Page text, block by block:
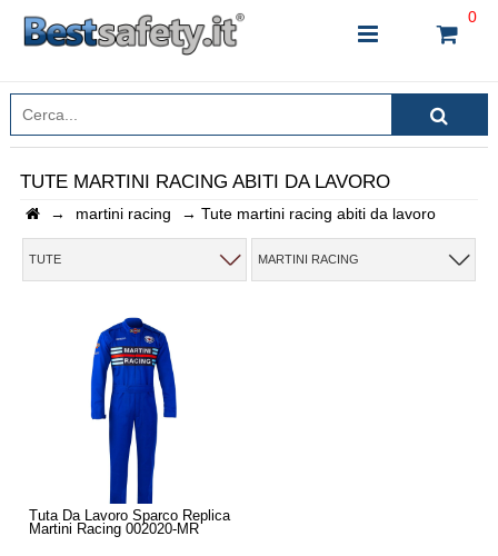
0
INSERISCI IL NOME DEL PRODOTTO CHE STAI
CERCANDO
TUTE MARTINI RACING ABITI DA LAVORO
→ martini racing → Tute martini racing abiti da lavoro
TUTE MARTINI RACING
Tuta Da Lavoro Sparco Replica
Martini Racing 002020-MR